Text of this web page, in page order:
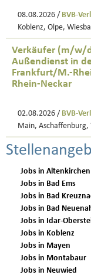
08.08.2026 / BVB-
Koblenz, Olpe,
Verkäufer (m/w/
Außendienst in
Frankfurt/M.-
Rhein-Neckar
02.08.2026 / BVB-
Main,
Jobs in Altenkirchen
Jobs in Bad Ems
Jobs in Bad
Jobs in Bad
Jobs in Idar-
Jobs in Koblenz
Jobs in Mayen
Jobs in Montabaur
Jobs in Neuwied